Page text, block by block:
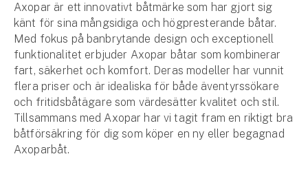
Försäkring via förmedlare
Se alla försäkringar
Axopar är ett innovativt båtmärke som har gjort sig
känt för sina mångsidiga och högpresterande båtar.
Med fokus på banbrytande design och exceptionell
funktionalitet erbjuder Axopar båtar som kombinerar
fart, säkerhet och komfort. Deras modeller har vunnit
flera priser och är idealiska för både äventyrssökare
och fritidsbåtägare som värdesätter kvalitet och stil.
Tillsammans med Axopar har vi tagit fram en riktigt bra
båtförsäkring för dig som köper en ny eller begagnad
Axoparbåt.